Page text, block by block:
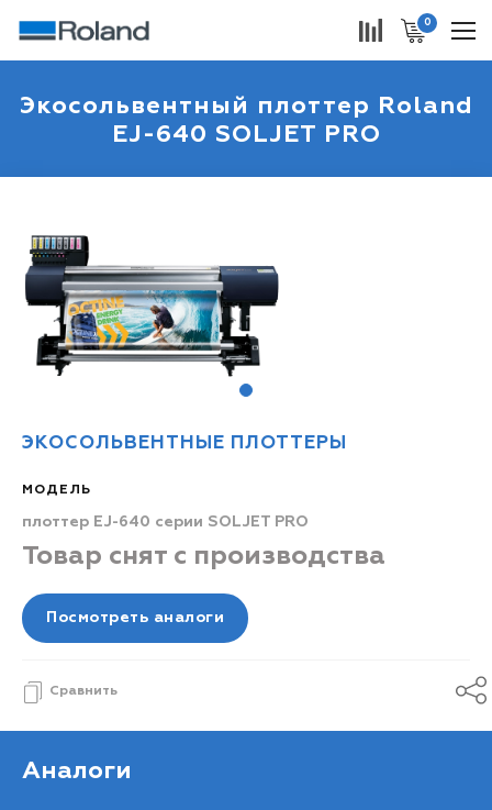
0
Экосольвентный плоттер Roland
EJ-640 SOLJET PRO
ЭКОСОЛЬВЕНТНЫЕ ПЛОТТЕРЫ
МОДЕЛЬ
плоттер EJ-640 серии SOLJET PRO
Товар снят с производства
Посмотреть аналоги
Сравнить
Аналоги